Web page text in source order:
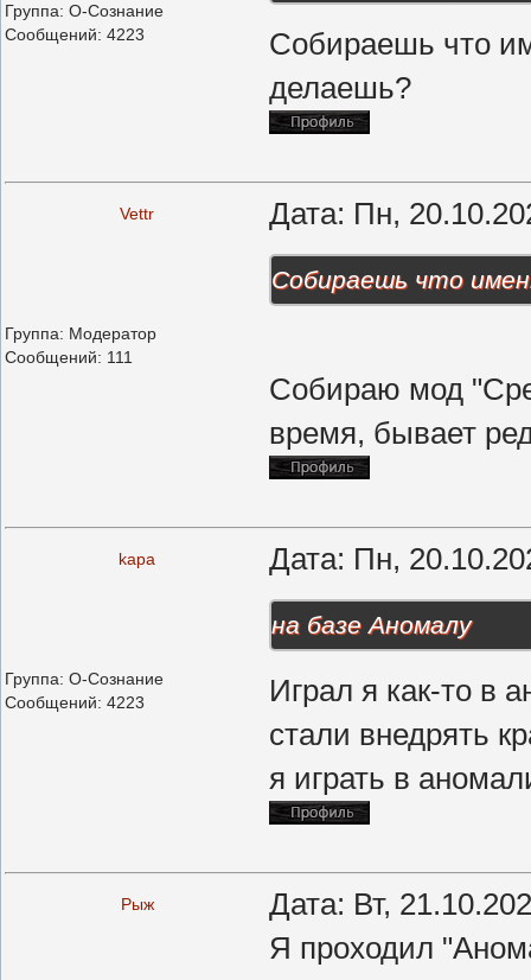
Группа: О-Сознание
Сообщений: 4223
Собираешь что
делаешь?
Vettr Дата: Пн,
Группа: Модератор
Сообщений: 111
Собираешь что
Собираю мод
время, бывает
kapa Дата: Пн,
Группа: О-Сознание
Сообщений: 4223
на базе Аномалу
Играл я как-то в
стали внедрять
я играть в
Рыж
Дата: Вт,
Я проходил